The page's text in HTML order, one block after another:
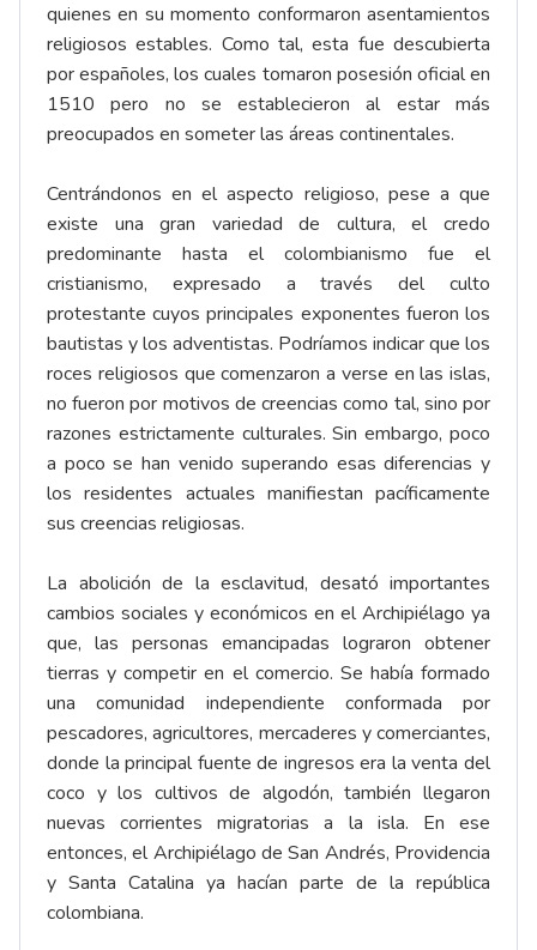
quienes en su momento conformaron asentamientos
religiosos estables. Como tal, esta fue descubierta
por españoles, los cuales tomaron posesión oficial en
1510 pero no se establecieron al estar más
preocupados en someter las áreas continentales.
Centrándonos en el aspecto religioso, pese a que
existe una gran variedad de cultura, el credo
predominante hasta el colombianismo fue el
cristianismo, expresado a través del culto
protestante cuyos principales exponentes fueron los
bautistas y los adventistas. Podríamos indicar que los
roces religiosos que comenzaron a verse en las islas,
no fueron por motivos de creencias como tal, sino por
razones estrictamente culturales. Sin embargo, poco
a poco se han venido superando esas diferencias y
los residentes actuales manifiestan pacíficamente
sus creencias religiosas.
La abolición de la esclavitud, desató importantes
cambios sociales y económicos en el Archipiélago ya
que, las personas emancipadas lograron obtener
tierras y competir en el comercio. Se había formado
una comunidad independiente conformada por
pescadores, agricultores, mercaderes y comerciantes,
donde la principal fuente de ingresos era la venta del
coco y los cultivos de algodón, también llegaron
nuevas corrientes migratorias a la isla. En ese
entonces, el Archipiélago de San Andrés, Providencia
y Santa Catalina ya hacían parte de la república
colombiana.